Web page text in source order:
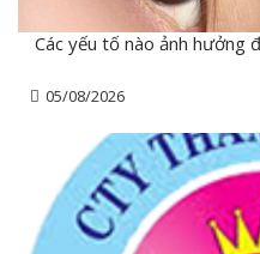
Các yếu tố nào ảnh hưởng
05/08/2026